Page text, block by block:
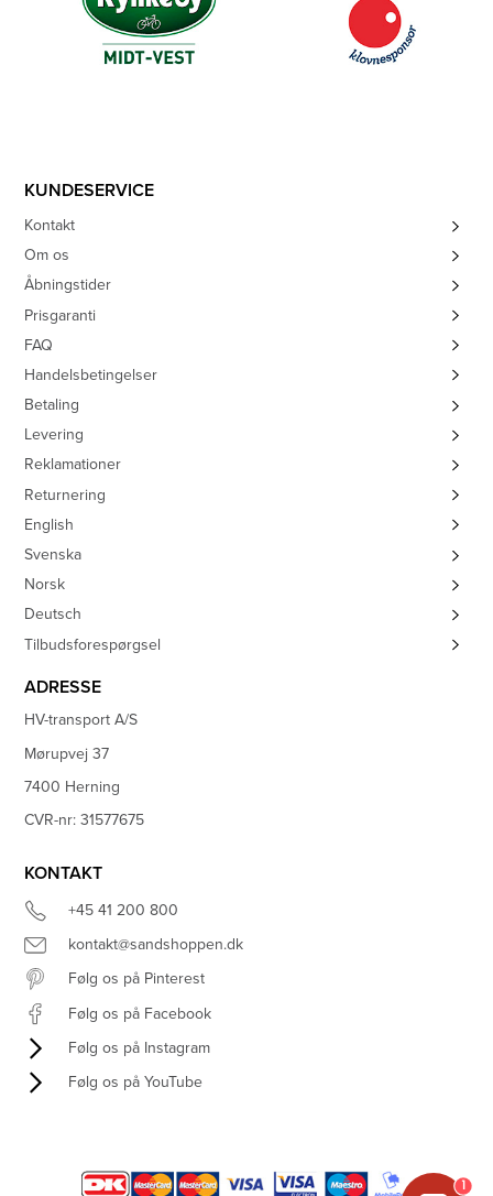
KUNDESERVICE
Kontakt
Om os
Åbningstider
Prisgaranti
FAQ
Handelsbetingelser
Betaling
Levering
Reklamationer
Returnering
English
Svenska
Norsk
Deutsch
Tilbudsforespørgsel
ADRESSE
HV-transport A/S
Mørupvej 37
7400 Herning
CVR-nr: 31577675
KONTAKT
+45 41 200 800
kontakt@sandshoppen.dk
Følg os på Pinterest
Følg os på Facebook
Følg os på Instagram
Følg os på YouTube
1